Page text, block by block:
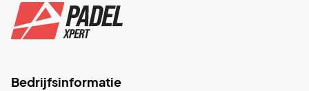
Bedrijfsinformatie